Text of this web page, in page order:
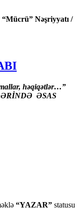
Nəşriyyatı /
həqiqətlər…”
ƏSAS
“YAZAR” statusu